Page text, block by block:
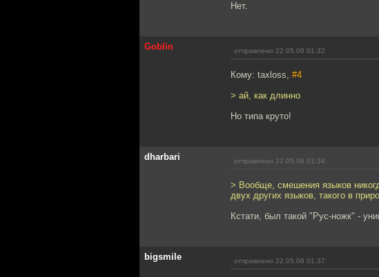
Нет.
Goblin отправлено 22.05.08 01:32
Кому: taxloss, #4
> ай, как длинно
Но типа круто!
dharbari отправлено 22.05.08 01:34
> Вообще, смешения языков
двух других языков, такого в
Кстати, был такой "Рус-ножк" -
bigsmile отправлено 22.05.08 01:37